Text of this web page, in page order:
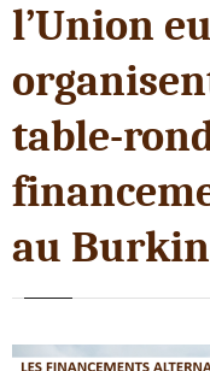
l’Union
table-
au